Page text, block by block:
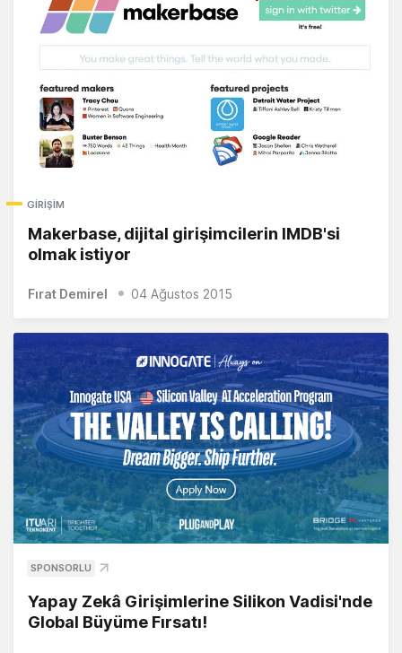
GIRIŞIM
Makerbase, dijital girişimcilerin IMDB'si
olmak istiyor
Fırat Demirel 04 Ağustos 2015
SPONSORLU
Yapay Zekâ Girişimlerine Silikon Vadisi'nde
Global Büyüme Fırsatı!